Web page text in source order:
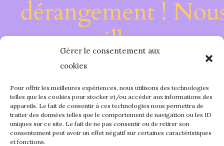
Gérer le consentement aux
cookies
Pour offrir les meilleures expériences, nous utilisons des technologies
telles que les cookies pour stocker et/ou accéder aux informations des
appareils. Le fait de consentir à ces technologies nous permettra de
traiter des données telles que le comportement de navigation ou les ID
uniques sur ce site. Le fait de ne pas consentir ou de retirer son
consentement peut avoir un effet négatif sur certaines caractéristiques
et fonctions.
dérangement !
travaillons sur
quelque chose de
fantastique –
bientôt !